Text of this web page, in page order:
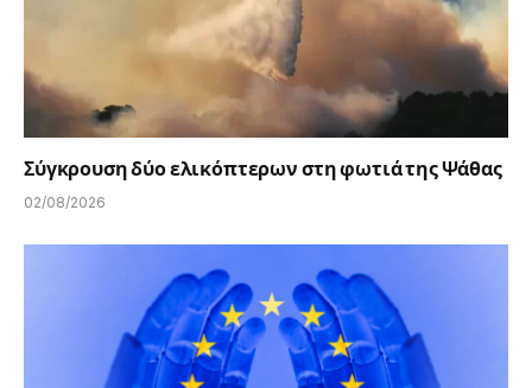
Σύγκρουση δύο ελικόπτερων στη φωτιά της Ψάθας
02/08/2026